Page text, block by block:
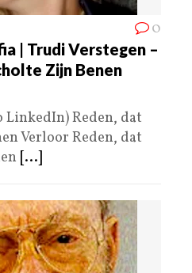
0
| Trudi Verstegen –
Zijn Benen
LinkedIn) Reden, dat
Verloor Reden, dat
[...]